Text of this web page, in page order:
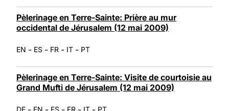
Pèlerinage en Terre-Sainte: Prière au mur
occidental de Jérusalem (12 mai 2009)
EN - ES - FR - IT - PT
Pèlerinage en Terre-Sainte: Visite de courtoisie au
Grand Mufti de Jérusalem (12 mai 2009)
DE EN ES FR IT PT